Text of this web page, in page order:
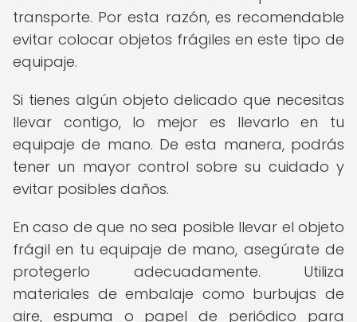
transporte. Por esta razón, es recomendable
evitar colocar objetos frágiles en este tipo de
equipaje.
Si tienes algún objeto delicado que necesitas
llevar contigo, lo mejor es llevarlo en tu
equipaje de mano. De esta manera, podrás
tener un mayor control sobre su cuidado y
evitar posibles daños.
En caso de que no sea posible llevar el objeto
frágil en tu equipaje de mano, asegúrate de
protegerlo adecuadamente. Utiliza
materiales de embalaje como burbujas de
aire, espuma o papel de periódico para